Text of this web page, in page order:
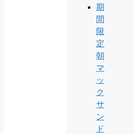
期
間
限
定
朝
マ
ッ
ク
サ
ン
ド